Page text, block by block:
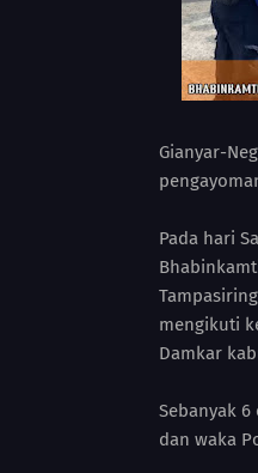
Gianyar-
Pada hari
mengikuti
Damkar
Sebanyak
dan waka